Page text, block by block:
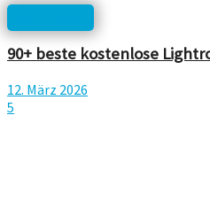
90+ beste kostenlose
12. März 2026
5